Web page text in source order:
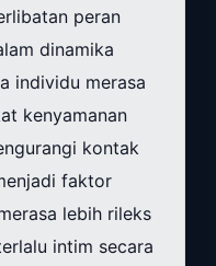
peran
dinamika
individu merasa
kenyamanan
kontak
faktor
lebih rileks
intim secara